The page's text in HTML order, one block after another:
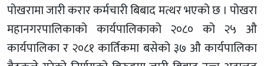
पोखरामा जारी करार कर्मचारी बिबाद मत्थर भएको छ । पोखरा
महानगरपालिकाको कार्यपालिकाको २०८० को २५ औ
कार्यपालिका र २०८१ कार्तिकमा बसेको ३७ औ कार्यपालिका